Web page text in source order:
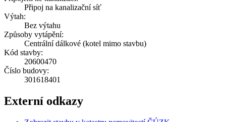
Připoj na kanalizační síť
Výtah:
Bez výtahu
Způsoby vytápění:
Centrální dálkové (kotel mimo stavbu)
Kód stavby:
20600470
Číslo budovy:
301618401
Externí odkazy